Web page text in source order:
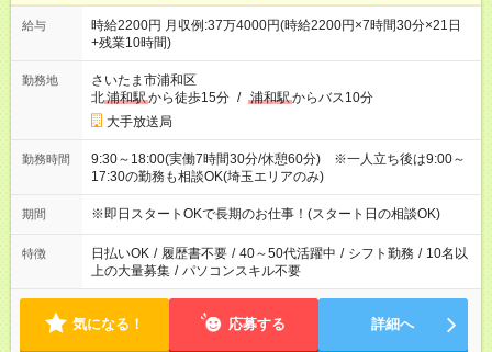
給与
時給2200円 月収例:37万4000円(時給2200円×7時間30分×21日
+残業10時間)
勤務地
さいたま市浦和区
北浦和駅から徒歩15分 / 浦和駅からバス10分
大手放送局
勤務時間
9:30～18:00(実働7時間30分/休憩60分) ※一人立ち後は9:00～
17:30の勤務も相談OK(埼玉エリアのみ)
期間 ※即日スタートOKで長期のお仕事！(スタート日の相談OK)
特徴 日払いOK / 履歴書不要 / 40～50代活躍中 / シフト勤務 / 10名以
上の大量募集 / パソコンスキル不要
気になる！ 応募する 詳細へ